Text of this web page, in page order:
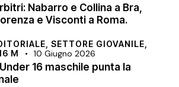
Nabarro e Collina a Bra,
e Visconti a Roma.
SETTORE GIOVANILE,
M
10 Giugno 2026
16 maschile punta la